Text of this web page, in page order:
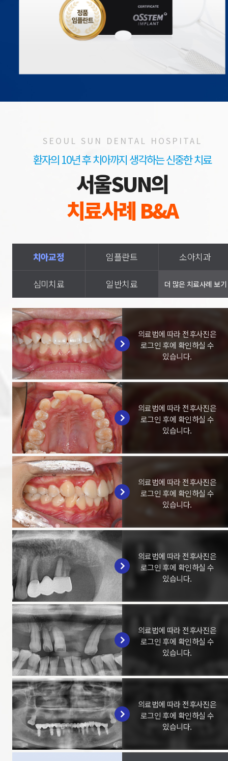
SEOUL SUN DENTAL HOSPITAL
환자의 10년 후 치아까지 생각하는 신중한 치료
서울SUN의
치료사례 B&A
치아교정 임플란트 소아치과
심미치료 일반치료 피부클리닉
더 많은 치료사례 보기
의료법에 따라 전후사진은
로그인 후에 확인하실 수
있습니다.
의료법에 따라 전후사진은
로그인 후에 확인하실 수
있습니다.
의료법에 따라 전후사진은
로그인 후에 확인하실 수
있습니다.
의료법에 따라 전후사진은
로그인 후에 확인하실 수
있습니다.
의료법에 따라 전후사진은
로그인 후에 확인하실 수
있습니다.
의료법에 따라 전후사진은
로그인 후에 확인하실 수
있습니다.